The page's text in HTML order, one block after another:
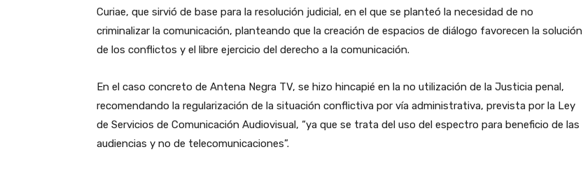
Curiae, que sirvió de base para la resolución judicial, en el que se planteó la necesidad de no
criminalizar la comunicación, planteando que la creación de espacios de diálogo favorecen la solución
de los conflictos y el libre ejercicio del derecho a la comunicación.
En el caso concreto de Antena Negra TV, se hizo hincapié en la no utilización de la Justicia penal,
recomendando la regularización de la situación conflictiva por vía administrativa, prevista por la Ley
de Servicios de Comunicación Audiovisual, “ya que se trata del uso del espectro para beneficio de las
audiencias y no de telecomunicaciones”.